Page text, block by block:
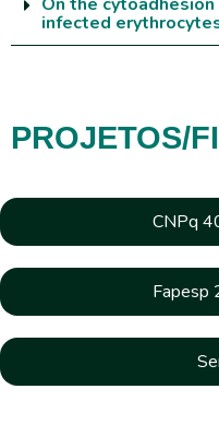
infected
PROJETOS/
CNPq